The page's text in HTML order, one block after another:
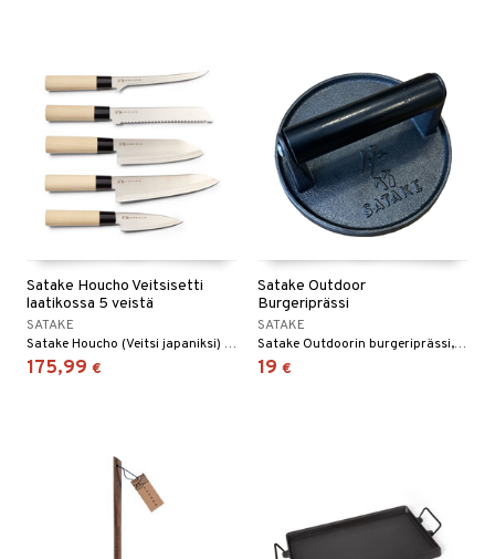
Satake Houcho Veitsisetti
laatikossa 5 veistä
SATAKE
Satake Houcho (Veitsi japaniksi) on uskomattoman edullinen, kun otetaan huomioon, kuinka hienon veitsen todella ostat. Hillitty muotoilu, partaveitsenterävä terä, on höyhenenkevyt ja kestää sukupolvien ajan, jos siitä huolehditaan. Keskittyminen on ollut todella laadukkaan terän kehittämisessä, jossa on yksinkertainen mutta toimiva kahva.
175,99 €
Satake Outdoor
Burgeriprässi
SATAKE
Satake Outdoorin burgeriprässi, jonka avulla valmistat täydellistä lihaa ja hampurilaisia.
19 €